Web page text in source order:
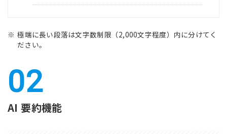
極端に長い段落は文字数制限（2,000文字程度）内に分けてく
ださい。
AI 要約機能